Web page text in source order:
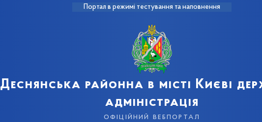
Портал в режимі тестування та наповнення
Деснянська районна в місті Києві
адміністрація
офіційний вебпортал